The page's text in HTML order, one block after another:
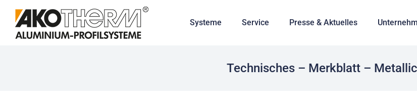
Systeme Service Presse & Aktuelles
Technisches – Merkblatt –